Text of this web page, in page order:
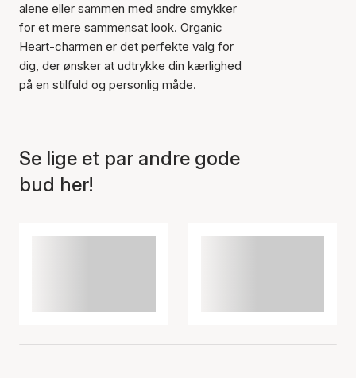
Varen er tilføjet til kurven
alene eller sammen med andre smykker
for et mere sammensat look. Organic
Heart-charmen er det perfekte valg for
dig, der ønsker at udtrykke din kærlighed
på en stilfuld og personlig måde.
Se lige et par andre gode
bud her!